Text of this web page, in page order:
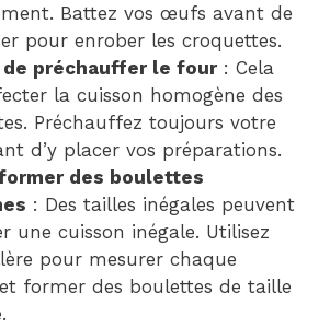
Battez vos œufs avant de
pour enrober les croquettes.
de préchauffer le four: Cela
la cuisson homogène des
Préchauffez toujours votre
d’y placer vos préparations.
des boulettes
: Des tailles inégales peuvent
une cuisson inégale. Utilisez
pour mesurer chaque
former des boulettes de taille